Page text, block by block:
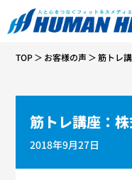
TOP お客様の声 筋トレ
筋トレ講座：
2018年9月27日